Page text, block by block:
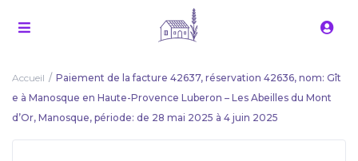
Accueil
Paiement de la facture 42637, réservation 42636, nom: Gît
e à Manosque en Haute-Provence Luberon – Les Abeilles du Mont
d’Or, Manosque, période: de 28 mai 2025 à 4 juin 2025